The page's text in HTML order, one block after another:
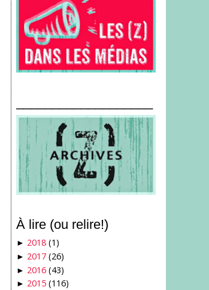
À lire (ou relire!)
► 2018 (1)
► 2017 (26)
► 2016 (43)
► 2015 (116)